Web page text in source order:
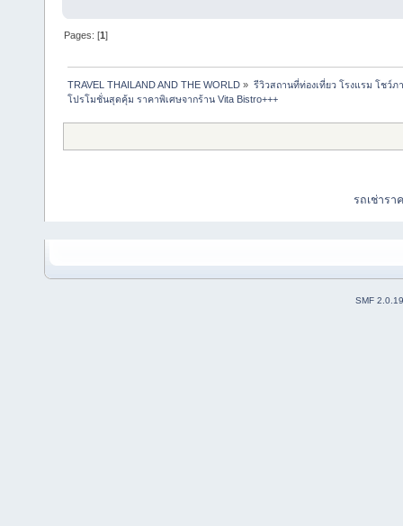
Pages: [1]
TRAVEL THAILAND AND THE WORLD » รีวิวสถานที่ท่องเที่ยว โรงแรม โชว์ภ
โปรโมชั่นสุดคุ้ม ราคาพิเศษจากร้าน Vita Bistro+++
รถเช่าร
SMF 2.0.19